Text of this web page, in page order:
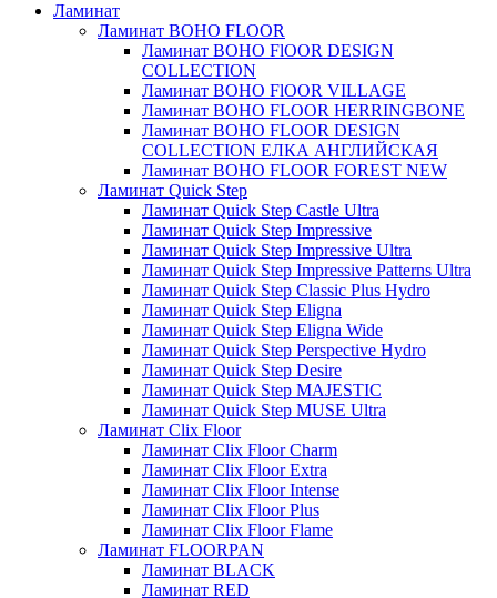
Ламинат
Ламинат BOHO FLOOR
Ламинат BOHO FlOOR DESIGN
COLLECTION
Ламинат BOHO FlOOR VILLAGE
Ламинат BOHO FLOOR HERRINGBONE
Ламинат BOHO FLOOR DESIGN
COLLECTION ЕЛКА АНГЛИЙСКАЯ
Ламинат BOHO FLOOR FOREST NEW
Ламинат Quick Step
Ламинат Quick Step Castle Ultra
Ламинат Quick Step Impressive
Ламинат Quick Step Impressive Ultra
Ламинат Quick Step Impressive Patterns Ultra
Ламинат Quick Step Classic Plus Hydro
Ламинат Quick Step Eligna
Ламинат Quick Step Eligna Wide
Ламинат Quick Step Perspective Hydro
Ламинат Quick Step Desire
Ламинат Quick Step MAJESTIC
Ламинат Quick Step MUSE Ultra
Ламинат Clix Floor
Ламинат Clix Floor Charm
Ламинат Clix Floor Extra
Ламинат Clix Floor Intense
Ламинат Clix Floor Plus
Ламинат Clix Floor Flame
Ламинат FLOORPAN
Ламинат BLACK
Ламинат RED